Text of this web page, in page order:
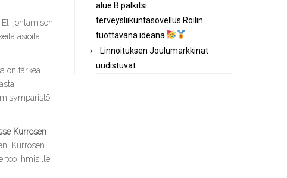
johtamisen
asioita
on tärkeä
Kurrosen
Kurrosen
ihmisille
alue B palkitsi
terveysliikuntasovellus Roilin
tuottavana ideana
Linnoituksen Joulumarkkinat
uudistuvat